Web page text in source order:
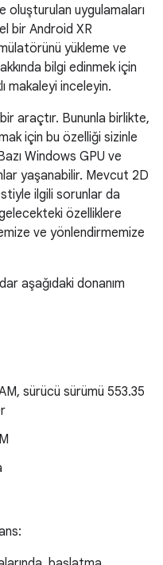
oluşturulan uygulamaları
bir Android XR
yükleme ve
bilgi edinmek için
makaleyi inceleyin.
araçtır. Bununla birlikte,
için bu özelliği sizinle
Windows GPU ve
yaşanabilir. Mevcut 2D
ilgili sorunlar da
özelliklere
ve yönlendirmemize
aşağıdaki donanım
sürücü sürümü 553.35